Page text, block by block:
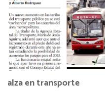
alza en transporte